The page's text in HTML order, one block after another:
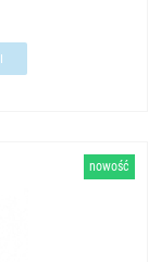
nowość